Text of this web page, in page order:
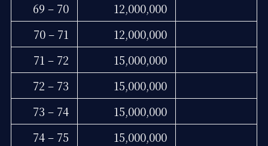
69 – 70
12,000,000
70 – 71
12,000,000
71 – 72
15,000,000
72 – 73
15,000,000
73 – 74
15,000,000
74 – 75
15,000,000